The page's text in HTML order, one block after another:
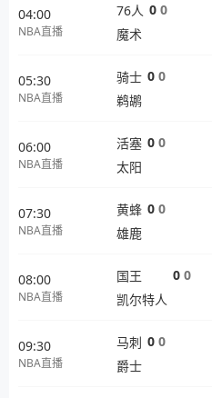
04:00
NBA直播
76人
魔术
0 0
05:30
NBA直播
骑士
鹈鹕
0 0
06:00
NBA直播
活塞
太阳
0 0
07:30
NBA直播
黄蜂
雄鹿
0 0
08:00
NBA直播
国王
凯尔特人
0 0
09:30
NBA直播
马刺
爵士
0 0